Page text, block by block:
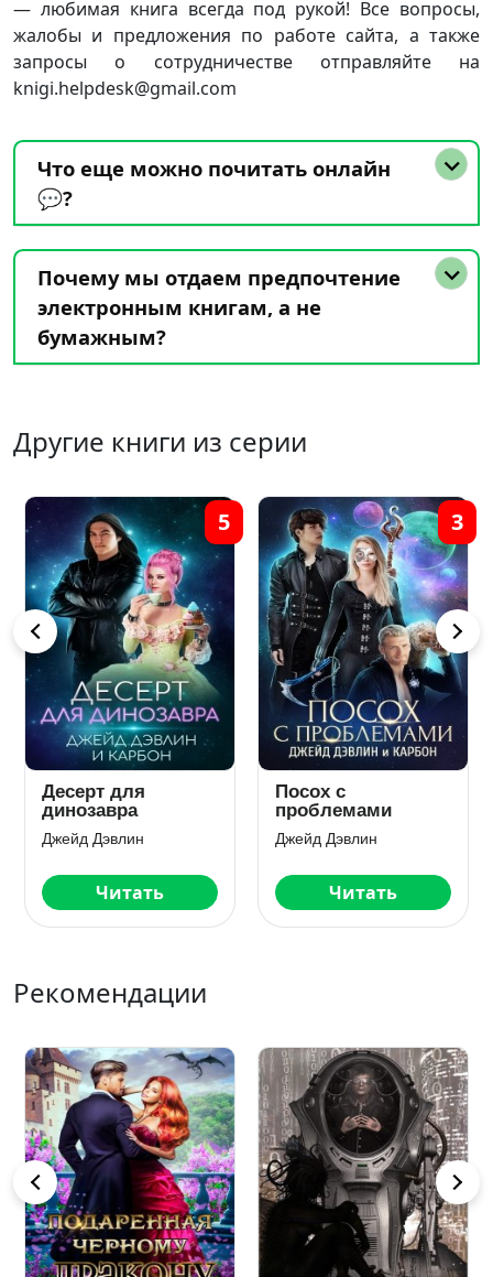
— любимая книга всегда под рукой! Все вопросы,
жалобы и предложения по работе сайта, а также
запросы о сотрудничестве отправляйте на
knigi.helpdesk@gmail.com
Что еще можно почитать онлайн
💬?
Почему мы отдаем предпочтение
электронным книгам, а не
бумажным?
Другие книги из серии
Десерт для
динозавра
Джейд Дэвлин
Читать
5
Посох с
проблемами
Джейд Дэвлин
Читать
3
Рекомендации